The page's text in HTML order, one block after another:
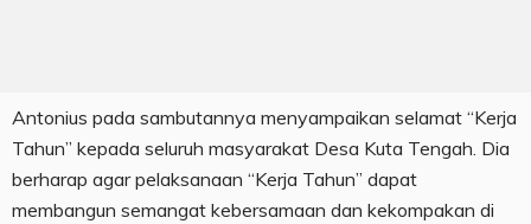
Antonius pada sambutannya menyampaikan selamat “Kerja
Tahun” kepada seluruh masyarakat Desa Kuta Tengah. Dia
berharap agar pelaksanaan “Kerja Tahun” dapat
membangun semangat kebersamaan dan kekompakan di